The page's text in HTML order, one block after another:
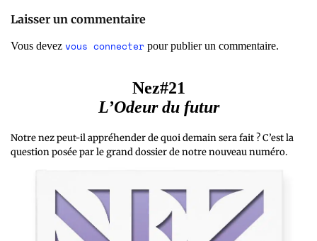
Laisser un commentaire
Vous devez vous connecter pour publier un commentaire.
Nez#21
L’Odeur du futur
Notre nez peut-il appréhender de quoi demain sera fait ? C’est la
question posée par le grand dossier de notre nouveau numéro.